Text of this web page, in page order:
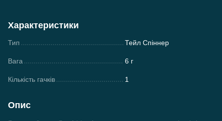
Характеристики
Тип Тейл Спіннер
Вага 6 г
Кількість гачків 1
Опис